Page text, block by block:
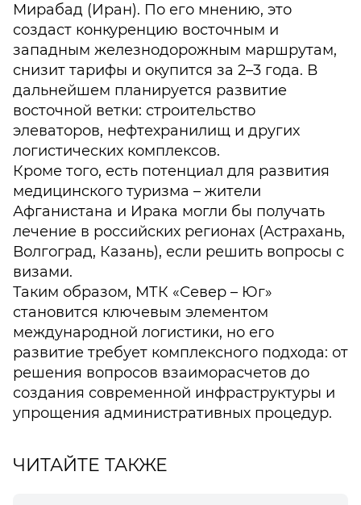
Мирабад (Иран). По его мнению, это
создаст конкуренцию восточным и
западным железнодорожным маршрутам,
снизит тарифы и окупится за 2–3 года. В
дальнейшем планируется развитие
восточной ветки: строительство
элеваторов, нефтехранилищ и других
логистических комплексов.
Кроме того, есть потенциал для развития
медицинского туризма – жители
Афганистана и Ирака могли бы получать
лечение в российских регионах (Астрахань,
Волгоград, Казань), если решить вопросы с
визами.
Таким образом, МТК «Север – Юг»
становится ключевым элементом
международной логистики, но его
развитие требует комплексного подхода: от
решения вопросов взаиморасчетов до
создания современной инфраструктуры и
упрощения административных процедур.
ЧИТАЙТЕ ТАКЖЕ